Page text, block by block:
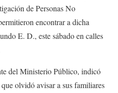
de Personas No
encontrar a dicha
E. D., este sábado en calles
del Ministerio Público, indicó
olvidó avisar a sus familiares